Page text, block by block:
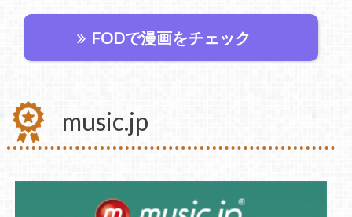
FODで漫画をチェック
music.jp